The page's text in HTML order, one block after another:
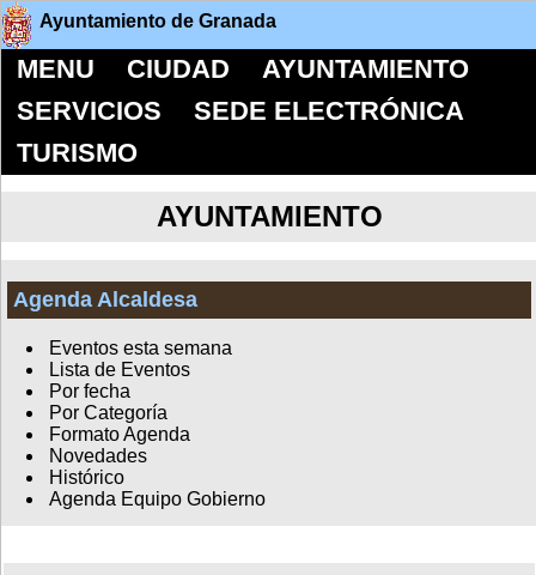
Ayuntamiento de Granada
MENU CIUDAD
AYUNTAMIENTO
SERVICIOS
SEDE ELECTRÓNICA
TURISMO
AYUNTAMIENTO
Agenda Alcaldesa
Eventos esta semana
Lista de Eventos
Por fecha
Por Categoría
Formato Agenda
Novedades
Histórico
Agenda Equipo Gobierno